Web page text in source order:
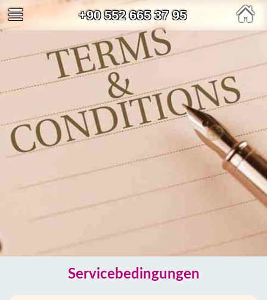
+90 552 665 37 95
Servicebedingungen